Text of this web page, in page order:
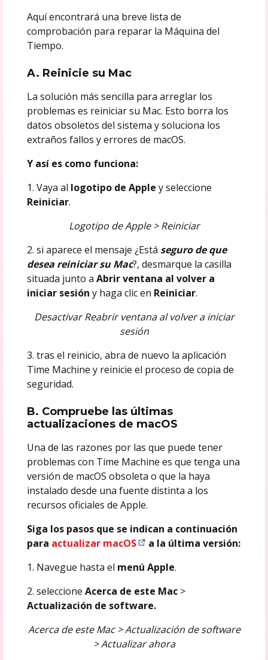
Aquí encontrará una breve lista de
comprobación para reparar la Máquina del
Tiempo.
A. Reinicie su Mac
La solución más sencilla para arreglar los
problemas es reiniciar su Mac. Esto borra los
datos obsoletos del sistema y soluciona los
extraños fallos y errores de macOS.
Y así es como funciona:
1. Vaya al logotipo de Apple y seleccione
Reiniciar.
Logotipo de Apple > Reiniciar
2. si aparece el mensaje ¿Está seguro de que
desea reiniciar su Mac?, desmarque la casilla
situada junto a Abrir ventana al volver a
iniciar sesión y haga clic en Reiniciar.
Desactivar Reabrir ventana al volver a iniciar
sesión
3. tras el reinicio, abra de nuevo la aplicación
Time Machine y reinicie el proceso de copia de
seguridad.
B. Compruebe las últimas
actualizaciones de macOS
Una de las razones por las que puede tener
problemas con Time Machine es que tenga una
versión de macOS obsoleta o que la haya
instalado desde una fuente distinta a los
recursos oficiales de Apple.
Siga los pasos que se indican a continuación
para actualizar macOS
a la última versión:
1. Navegue hasta el menú Apple.
2. seleccione Acerca de este Mac >
Actualización de software.
Acerca de este Mac > Actualización de software
> Actualizar ahora